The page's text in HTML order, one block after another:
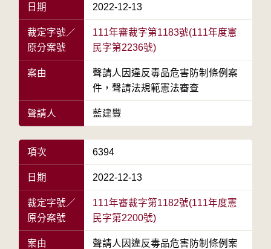
日期 2022-12-13
裁定字號／
原分案號
111年審裁字第1183號(111年度憲
民字第2236號)
案由
聲請人因違反毒品危害防制條例案
件，聲請法規範憲法審查
聲請人 藍建豐
項次 6394
日期 2022-12-13
裁定字號／
原分案號
111年審裁字第1182號(111年度憲
民字第2200號)
案由
聲請人因違反毒品危害防制條例案